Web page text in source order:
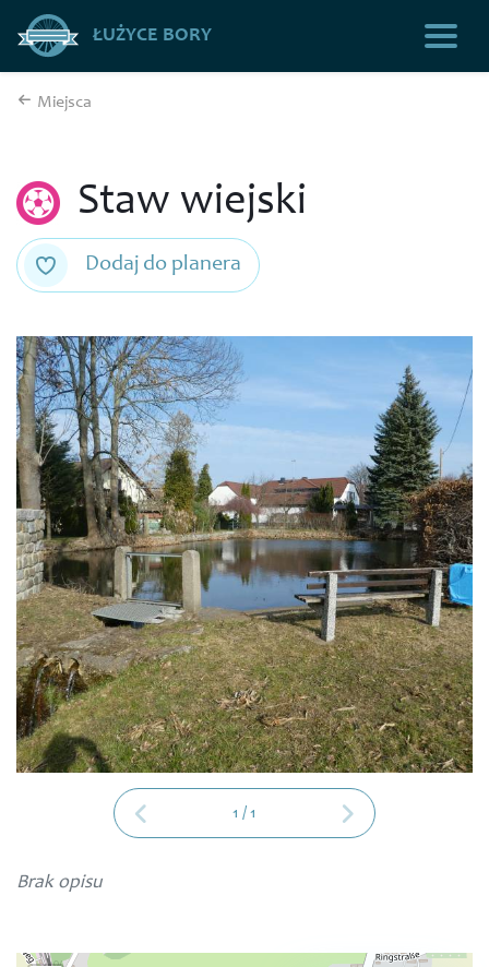
ŁUŻYCE BORY
Miejsca
Staw wiejski
Dodaj do planera
1 /1
Brak opisu